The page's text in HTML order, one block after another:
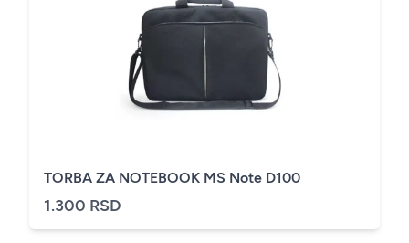
TORBA ZA NOTEBOOK MS Note D100
1.300 RSD